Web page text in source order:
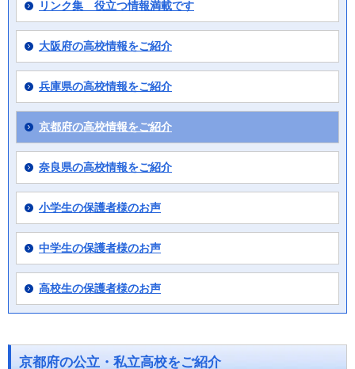
リンク集 役立つ情報満載です
大阪府の高校情報をご紹介
兵庫県の高校情報をご紹介
京都府の高校情報をご紹介
奈良県の高校情報をご紹介
小学生の保護者様のお声
中学生の保護者様のお声
高校生の保護者様のお声
京都府の公立・私立高校をご紹介